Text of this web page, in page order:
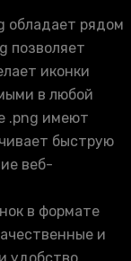
обладает рядом
позволяет
иконки
в любой
.png имеют
быструю
веб-
в формате
и